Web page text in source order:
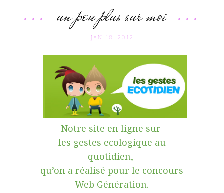
un peu plus sur moi
JAN 18. 2012
Notre site en ligne sur
les gestes ecologique au
quotidien,
qu’on a réalisé pour le concours
Web Génération.